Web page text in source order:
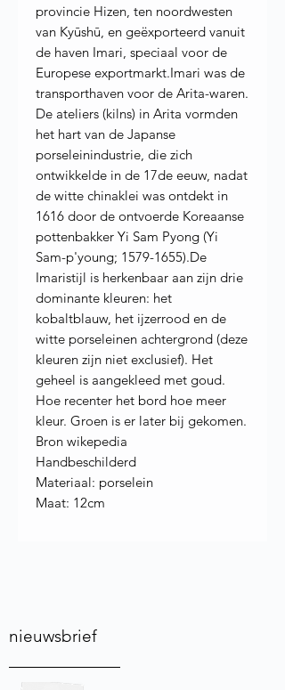
provincie Hizen, ten noordwesten
van Kyūshū, en geëxporteerd vanuit
de haven Imari, speciaal voor de
Europese exportmarkt.Imari was de
transporthaven voor de Arita-waren.
De ateliers (kilns) in Arita vormden
het hart van de Japanse
porseleinindustrie, die zich
ontwikkelde in de 17de eeuw, nadat
de witte chinaklei was ontdekt in
1616 door de ontvoerde Koreaanse
pottenbakker Yi Sam Pyong (Yi
Sam-p'young; 1579-1655).De
Imaristijl is herkenbaar aan zijn drie
dominante kleuren: het
kobaltblauw, het ijzerrood en de
witte porseleinen achtergrond (deze
kleuren zijn niet exclusief). Het
geheel is aangekleed met goud.
Hoe recenter het bord hoe meer
kleur. Groen is er later bij gekomen.
Bron wikepedia
Handbeschilderd
Materiaal: porselein
Maat: 12cm
nieuwsbrief